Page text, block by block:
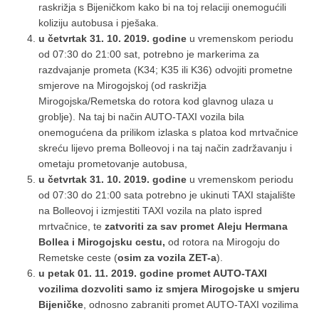
raskrižja s Bijeničkom kako bi na toj relaciji onemogućili
koliziju autobusa i pješaka.
u četvrtak 31. 10. 2019. godine u vremenskom periodu
od 07:30 do 21:00 sat, potrebno je markerima za
razdvajanje prometa (K34; K35 ili K36) odvojiti prometne
smjerove na Mirogojskoj (od raskrižja
Mirogojska/Remetska do rotora kod glavnog ulaza u
groblje). Na taj bi način AUTO-TAXI vozila bila
onemogućena da prilikom izlaska s platoa kod mrtvačnice
skreću lijevo prema Bolleovoj i na taj način zadržavanju i
ometaju prometovanje autobusa,
u četvrtak 31. 10. 2019. godine u vremenskom periodu
od 07:30 do 21:00 sata potrebno je ukinuti TAXI stajalište
na Bolleovoj i izmjestiti TAXI vozila na plato ispred
mrtvačnice, tezatvoriti za sav promet Aleju Hermana
Bollea i Mirogojsku cestu, od rotora na Mirogoju do
Remetske ceste (osim za vozila ZET-a).
u petak 01. 11. 2019. godine promet AUTO-TAXI
vozilima dozvoliti samo iz smjera Mirogojske u smjeru
Bijeničke , odnosno zabraniti promet AUTO-TAXI vozilima